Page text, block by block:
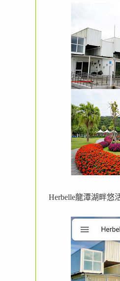
Herbelle龍潭湖畔悠